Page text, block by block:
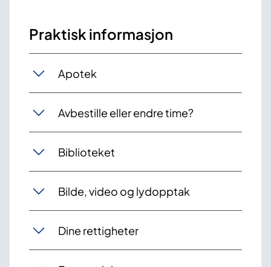
Praktisk informasjon
Apotek
Avbestille eller endre time?
Biblioteket
Bilde, video og lydopptak
Dine rettigheter